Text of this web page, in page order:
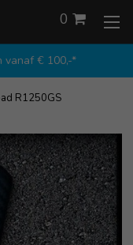
vanaf € 100,-*
0
R1250GS